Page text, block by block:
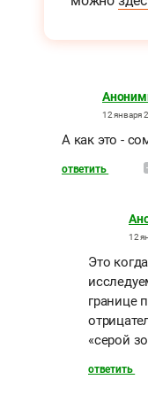
12 января
А как это -
ответить
12
Это
границе
«серой
ответить